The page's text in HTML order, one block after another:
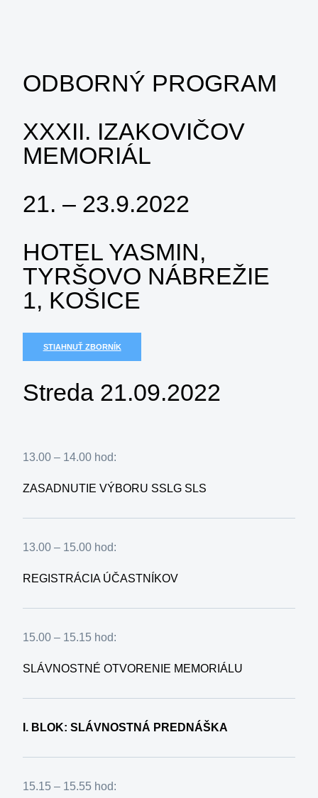
ODBORNÝ PROGRAM
XXXII. IZAKOVIČOV
MEMORIÁL
21. – 23.9.2022
HOTEL YASMIN,
TYRŠOVO NÁBREŽIE
1, KOŠICE
STIAHNUŤ ZBORNÍK
Streda 21.09.2022
13.00 – 14.00 hod:
ZASADNUTIE VÝBORU SSLG SLS
13.00 – 15.00 hod:
REGISTRÁCIA ÚČASTNÍKOV
15.00 – 15.15 hod:
SLÁVNOSTNÉ OTVORENIE MEMORIÁLU
I. BLOK: SLÁVNOSTNÁ PREDNÁŠKA
15.15 – 15.55 hod: